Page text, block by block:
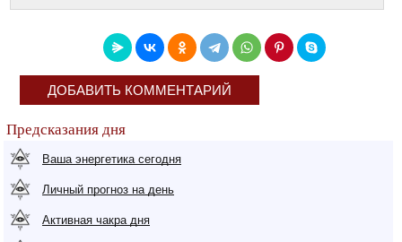
ДОБАВИТЬ КОММЕНТАРИЙ
Предсказания дня
Ваша энергетика сегодня
Личный прогноз на день
Активная чакра дня